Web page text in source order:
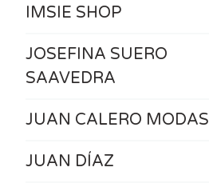
IMSIE SHOP
JOSEFINA SUERO
SAAVEDRA
JUAN CALERO MODAS
JUAN DÍAZ